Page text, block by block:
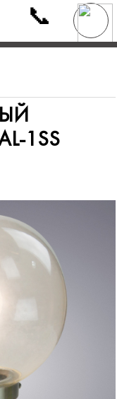
📞
1SS